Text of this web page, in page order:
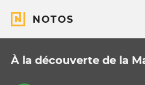
NOTOS
À la découverte de la